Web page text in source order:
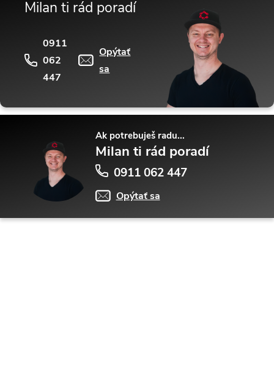
Milan ti rád poradí
0911
062
447
Opýtať
sa
Ak potrebuješ radu...
Milan ti rád poradí
0911 062 447
Opýtať sa